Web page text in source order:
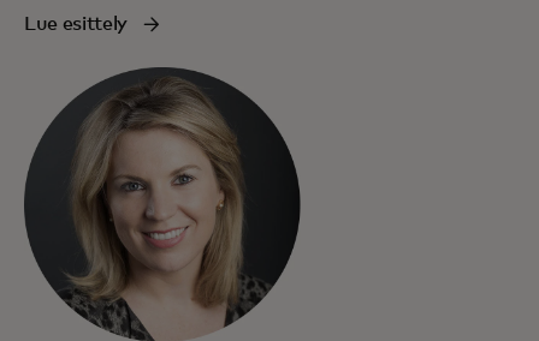
Lue esittely